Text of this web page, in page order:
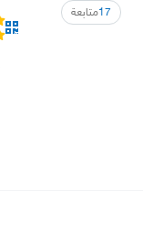
17متابعة